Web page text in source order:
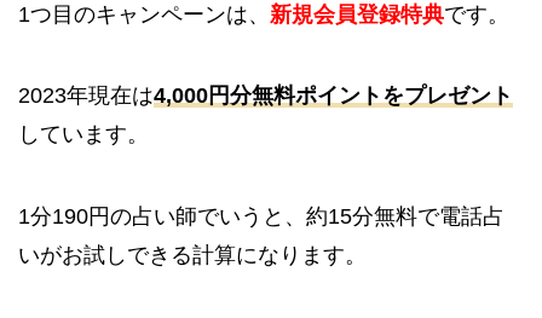
1つ目のキャンペーンは、 新規会員登録特典です。
2023年現在は4,000円分無料ポイントをプレゼント
しています。
1分190円の占い師でいうと、約15分無料で電話占
いがお試しできる計算になります。